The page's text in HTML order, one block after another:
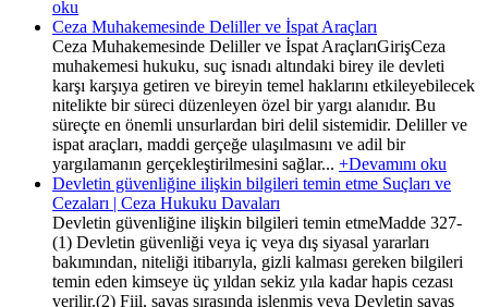
oku
Ceza Muhakemesinde Deliller ve İspat Araçları
Ceza Muhakemesinde Deliller ve İspat AraçlarıGirişCeza
muhakemesi hukuku, suç isnadı altındaki birey ile devleti
karşı karşıya getiren ve bireyin temel haklarını etkileyebilecek
nitelikte bir süreci düzenleyen özel bir yargı alanıdır. Bu
süreçte en önemli unsurlardan biri delil sistemidir. Deliller ve
ispat araçları, maddi gerçeğe ulaşılmasını ve adil bir
yargılamanın gerçekleştirilmesini sağlar... +Devamını oku
Devletin güvenliğine ilişkin bilgileri temin etme Suçları ve
Cezaları | Ceza Hukuku Davaları
Devletin güvenliğine ilişkin bilgileri temin etmeMadde 327-
(1) Devletin güvenliği veya iç veya dış siyasal yararları
bakımından, niteliği itibarıyla, gizli kalması gereken bilgileri
temin eden kimseye üç yıldan sekiz yıla kadar hapis cezası
verilir.(2) Fiil, savaş sırasında işlenmiş veya Devletin savaş